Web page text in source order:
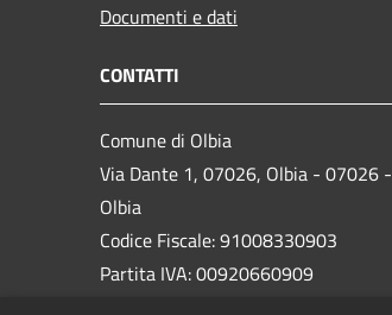
Documenti e dati
CONTATTI
Comune di Olbia
Via Dante 1, 07026, Olbia - 07026 -
Olbia
Codice Fiscale: 91008330903
Partita IVA: 00920660909